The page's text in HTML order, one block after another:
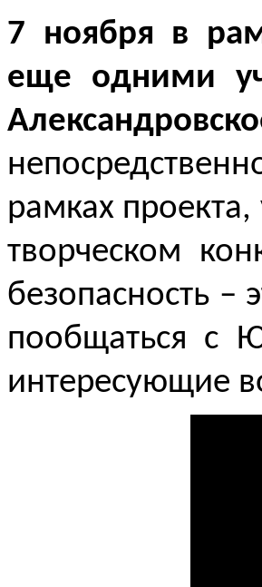
7 ноября в
еще одними
рамках
творческом
безопасность
пообщаться с
интересующие